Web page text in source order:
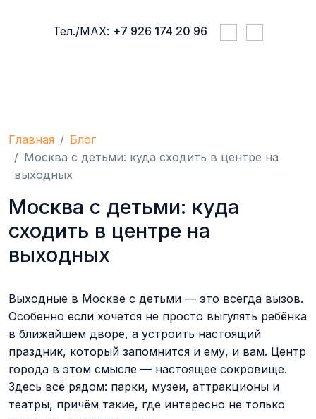
Тел./МАХ: +7 926 174 20 96
Главная
Блог
Москва с детьми: куда сходить в центре на
выходных
Москва с детьми: куда
сходить в центре на
выходных
Выходные в Москве с детьми — это всегда вызов.
Особенно если хочется не просто выгулять ребёнка
в ближайшем дворе, а устроить настоящий
праздник, который запомнится и ему, и вам. Центр
города в этом смысле — настоящее сокровище.
Здесь всё рядом: парки, музеи, аттракционы и
театры, причём такие, где интересно не только